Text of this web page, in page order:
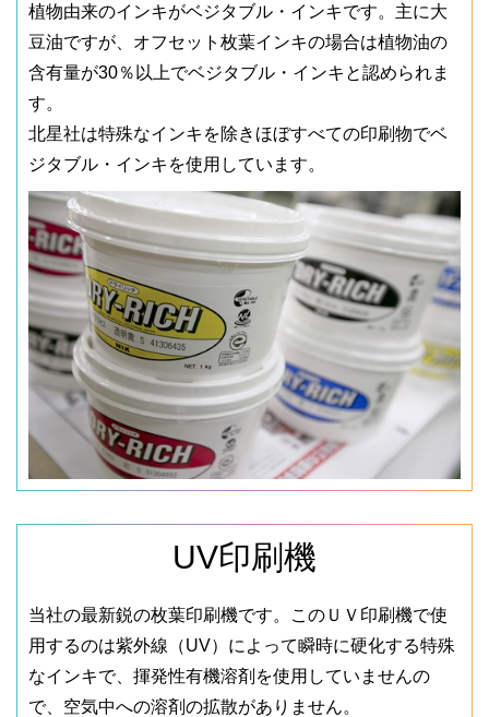
植物由来のインキがベジタブル・インキです。主に大
豆油ですが、オフセット枚葉インキの場合は植物油の
含有量が30％以上でベジタブル・インキと認められま
す。
北星社は特殊なインキを除きほぼすべての印刷物でベ
ジタブル・インキを使用しています。
UV印刷機
当社の最新鋭の枚葉印刷機です。このＵＶ印刷機で使
用するのは紫外線（UV）によって瞬時に硬化する特殊
なインキで、揮発性有機溶剤を使用していませんの
で、空気中への溶剤の拡散がありません。